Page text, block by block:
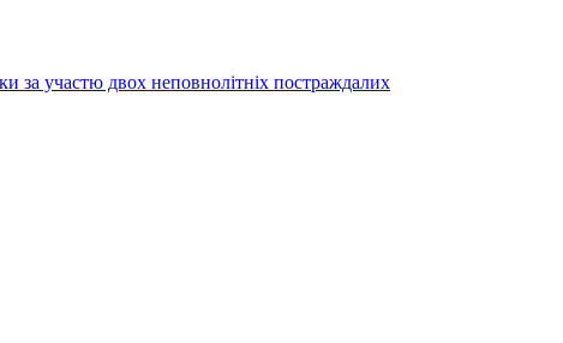
за участю двох неповнолітніх постраждалих